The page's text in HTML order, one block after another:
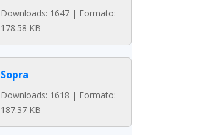
Downloads: 1647 | Formato:
178.58 KB
Sopra
Downloads: 1618 | Formato:
187.37 KB